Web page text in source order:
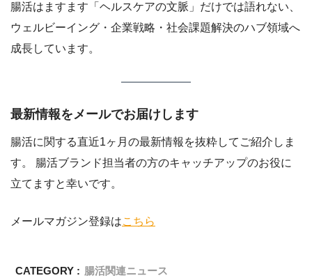
腸活はますます「ヘルスケアの文脈」だけでは語れない、
ウェルビーイング・企業戦略・社会課題解決のハブ領域へ
成長しています。
最新情報をメールでお届けします
腸活に関する直近1ヶ月の最新情報を抜粋してご紹介しま
す。 腸活ブランド担当者の方のキャッチアップのお役に
立てますと幸いです。
メールマガジン登録はこちら
CATEGORY : 腸活関連ニュース